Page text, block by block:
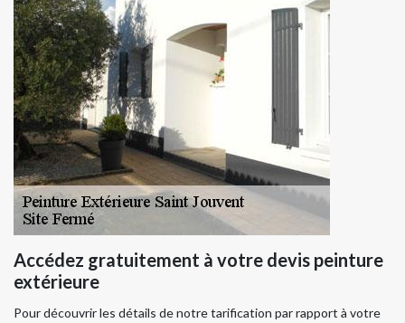
Accédez gratuitement à votre devis peinture
extérieure
Pour découvrir les détails de notre tarification par rapport à votre